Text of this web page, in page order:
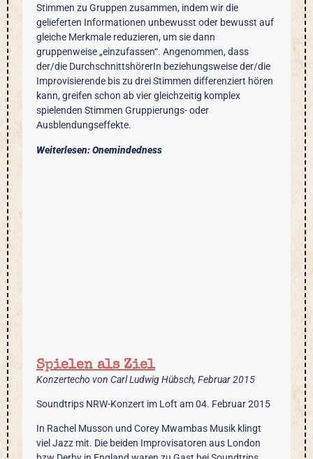
Stimmen zu Gruppen zusammen, indem wir die
gelieferten Informationen unbewusst oder bewusst auf
gleiche Merkmale reduzieren, um sie dann
gruppenweise „einzufassen“. Angenommen, dass
der/die DurchschnittshörerIn beziehungsweise der/die
Improvisierende bis zu drei Stimmen differenziert hören
kann, greifen schon ab vier gleichzeitig komplex
spielenden Stimmen Gruppierungs- oder
Ausblendungseffekte.
Weiterlesen: Onemindedness
Spielen als Ziel
Konzertecho von Carl Ludwig Hübsch, Februar 2015
Soundtrips NRW-Konzert im Loft am 04. Februar 2015
In Rachel Musson und Corey Mwambas Musik klingt
viel Jazz mit. Die beiden Improvisatoren aus London